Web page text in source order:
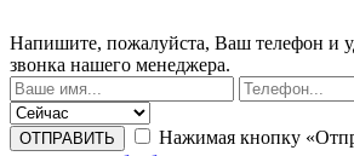
Напишите, пожалуйста, Ваш телефон и
звонка нашего менеджера.
ОТПРАВИТЬ
Нажимая кнопку